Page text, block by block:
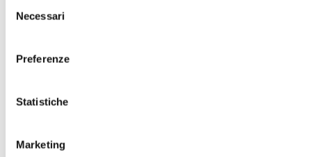
delNecessari
Preferenze
Statistiche
Marketing